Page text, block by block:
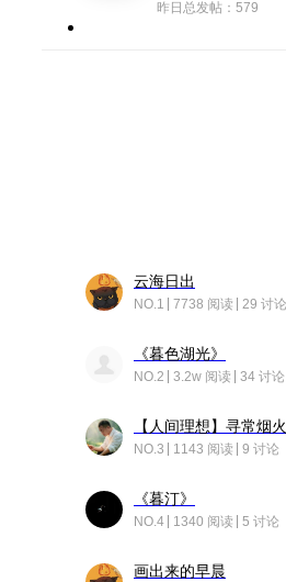
昨日总发帖：579
云海日出
NO.1 7738 阅读 29 讨论
《暮色湖光》
NO.2 3.2w 阅读 34 讨论
【人间理想】寻常烟火
NO.3 1143 阅读 9 讨论
《暮汀》
NO.4 1340 阅读 5 讨论
画出来的早晨